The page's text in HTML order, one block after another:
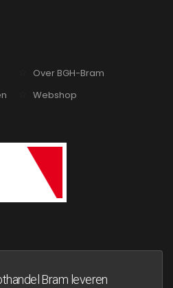
Over BGH-Bram
Webshop
Bram leveren